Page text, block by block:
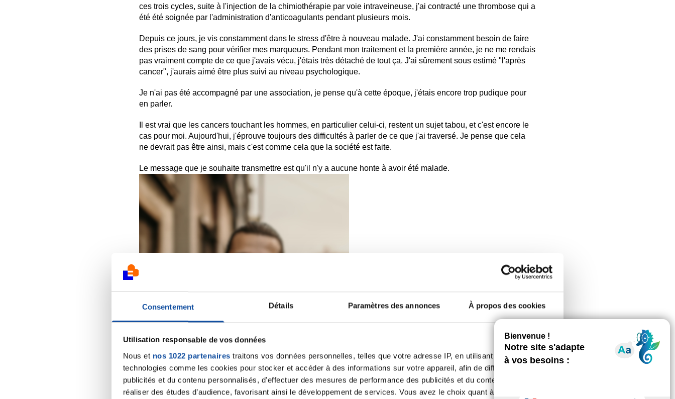
Consentement Détails Paramètres des annonces À propos des cookies
Utilisation responsable de vos données
Nous et nos 1022 partenaires traitons vos données personnelles, telles que votre adresse IP, en utilisant des
technologies comme les cookies pour stocker et accéder à des informations sur votre appareil, afin de diffuser des
publicités et du contenu personnalisés, d'effectuer des mesures de performance des publicités et du contenu, ainsi que de
réaliser des études d’audience, favorisant ainsi le développement de services. Vous avez le choix quant à l'utilisation de
ces trois cycles, suite à l'injection de la chimiothérapie par voie intraveineuse, j'ai contracté une thrombose qui a
été été soignée par l'administration d'anticoagulants pendant plusieurs mois.
Depuis ce jours, je vis constamment dans le stress d'être à nouveau malade. J'ai constamment besoin de faire
des prises de sang pour vérifier mes marqueurs. Pendant mon traitement et la première année, je ne me rendais
pas vraiment compte de ce que j'avais vécu, j'étais très détaché de tout ça. J'ai sûrement sous estimé "l'après
cancer", j'aurais aimé être plus suivi au niveau psychologique.
Je n'ai pas été accompagné par une association, je pense qu'à cette époque, j'étais encore trop pudique pour
en parler.
Il est vrai que les cancers touchant les hommes, en particulier celui-ci, restent un sujet tabou, et c'est encore le
cas pour moi. Aujourd'hui, j'éprouve toujours des difficultés à parler de ce que j'ai traversé. Je pense que cela
ne devrait pas être ainsi, mais c'est comme cela que la société est faite.
Le message que je souhaite transmettre est qu'il n'y a aucune honte à avoir été malade.